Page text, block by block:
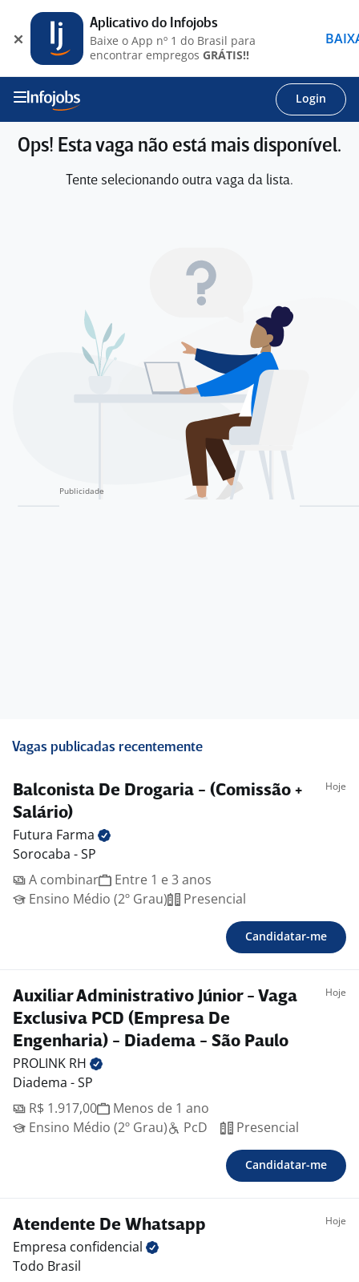
Login
Ops! Esta vaga não está mais disponível.
Tente selecionando outra vaga da lista.
Vagas publicadas recentemente
Balconista De Drogaria - (Comissão +
Salário)
Hoje
Futura Farma
Sorocaba - SP
A combinar
Entre 1 e 3 anos
Ensino Médio (2º Grau)
Presencial
Candidatar-me
Auxiliar Administrativo Júnior - Vaga
Exclusiva PCD (Empresa De
Engenharia) - Diadema - São Paulo
Hoje
PROLINK RH
Diadema - SP
R$ 1.917,00
Menos de 1 ano
Ensino Médio (2º Grau)
PcD Presencial
Candidatar-me
Atendente De Whatsapp Hoje
Empresa confidencial
Todo Brasil
Aplicativo do Infojobs
Baixe o App nº 1 do Brasil para
encontrar empregos GRÁTIS!!